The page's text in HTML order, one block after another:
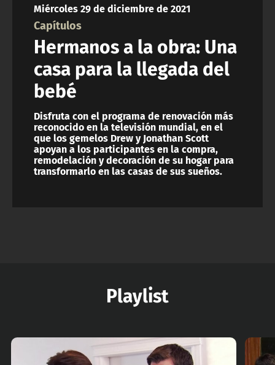
Miércoles 29 de diciembre de 2021
Capítulos
Hermanos a la obra: Una
casa para la llegada del
bebé
Disfruta con el programa de renovación más
reconocido en la televisión mundial, en el
que los gemelos Drew y Jonathan Scott
apoyan a los participantes en la compra,
remodelación y decoración de su hogar para
transformarlo en las casas de sus sueños.
Playlist